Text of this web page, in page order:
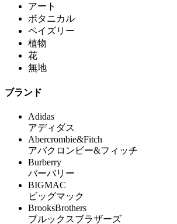
アート
ボタニカル
ペイズリー
植物
花
無地
ブランド
Adidas
アディダス
Abercrombie&Fitch
アバクロンビー&フィッチ
Burberry
バーバリー
BIGMAC
ビッグマック
BrooksBrothers
ブルックスブラザーズ